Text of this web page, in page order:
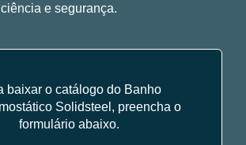
e segurança.
baixar o catálogo do Banho
Solidsteel, preencha o
formulário abaixo.